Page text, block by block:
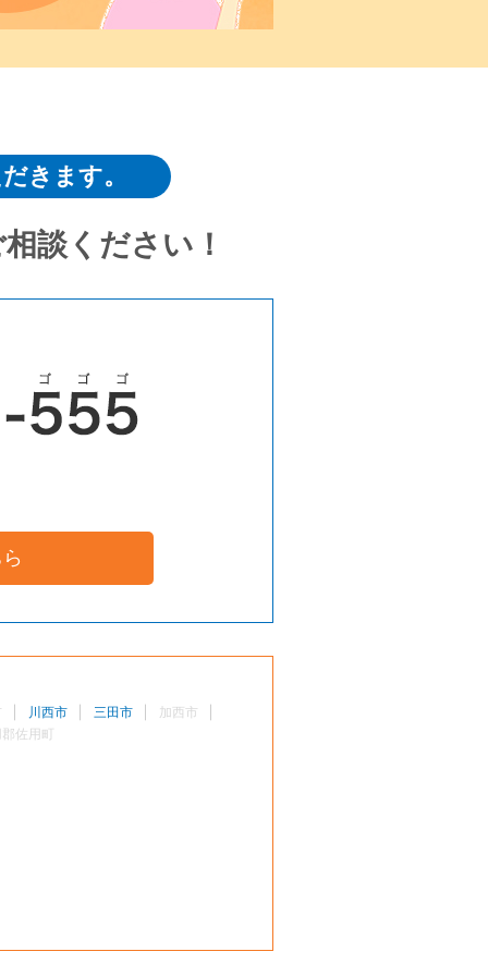
きます。
談ください！
川西市 三田市
加西市
佐用町